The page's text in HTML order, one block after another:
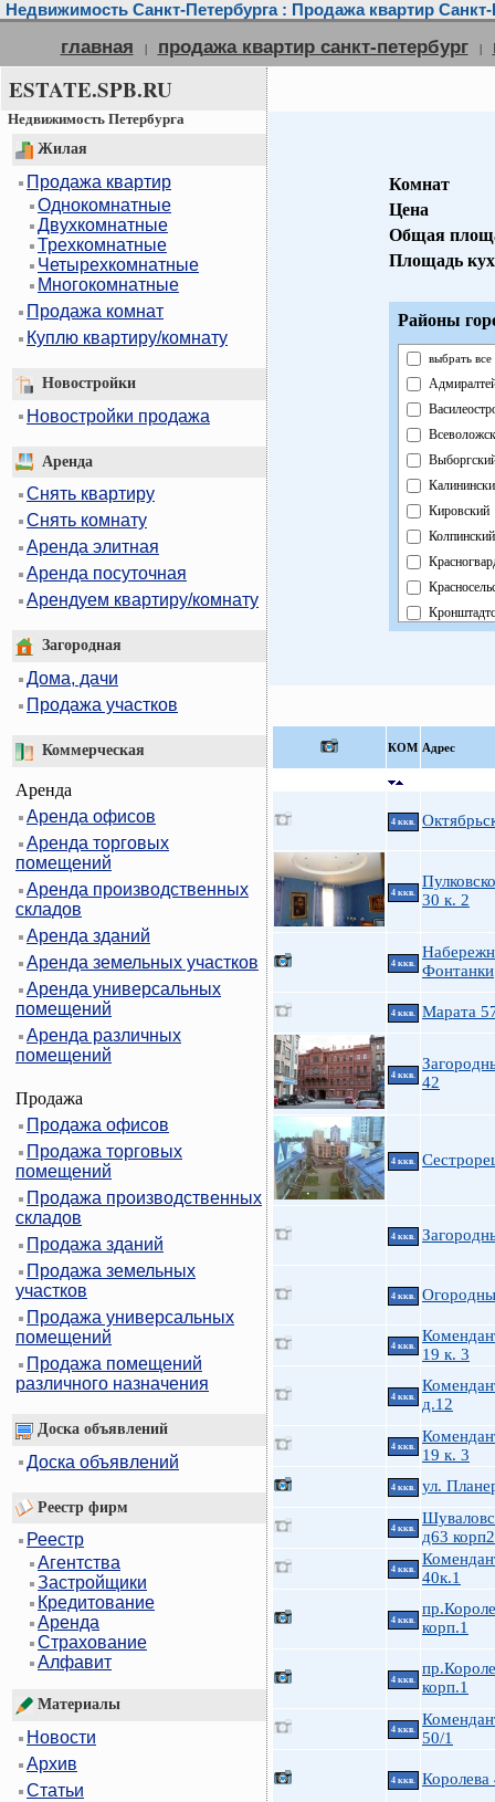
Недвижимость Санкт-Петербурга : Продажа квартир Санкт-
главная | продажа квартир санкт-петербург |
ESTATE.SPB.RU
Недвижимость Петербурга
Жилая
Продажа квартир
Однокомнатные
Двухкомнатные
Трехкомнатные
Четырехкомнатные
Многокомнатные
Продажа комнат
Куплю квартиру/комнату
Новостройки
Новостройки продажа
Аренда
Снять квартиру
Снять комнату
Аренда элитная
Аренда посуточная
Арендуем квартиру/комнату
Загородная
Дома, дачи
Продажа участков
Коммерческая
Аренда
Аренда офисов
Аренда торговых
помещений
Аренда производственных
складов
Аренда зданий
Аренда земельных участков
Аренда универсальных
помещений
Аренда различных
помещений
Продажа
Продажа офисов
Продажа торговых
помещений
Продажа производственных
складов
Продажа зданий
Продажа земельных
участков
Продажа универсальных
помещений
Продажа помещений
различного назначения
Доска объявлений
Доска объявлений
Реестр фирм
Реестр
Агентства
Застройщики
Кредитование
Аренда
Страхование
Алфавит
Материалы
Новости
Архив
Статьи
Комнат
Цена
Общая
Площадь
Районы
выбрать все
Кировский
Колпинский
КOМ Адрес
4 ккв.
4 ккв.
30 к. 2
4 ккв.
Фонтанки
4 ккв. Марата
4 ккв.
42
4 ккв.
4 ккв.
4 ккв.
4 ккв.
19 к. 3
4 ккв.
д.12
4 ккв.
19 к. 3
4 ккв. ул.
4 ккв.
д63 корп2
4 ккв.
40к.1
4 ккв.
корп.1
4 ккв.
корп.1
4 ккв.
50/1
4 ккв. Королева